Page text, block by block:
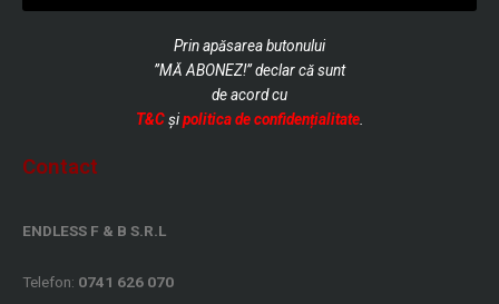
Prin apăsarea butonului
”MĂ ABONEZ!” declar că sunt
deacord cu
T&C și politica de confidențialitate.
Contact
ENDLESS F & B S.R.L
Telefon: 0741 626 070